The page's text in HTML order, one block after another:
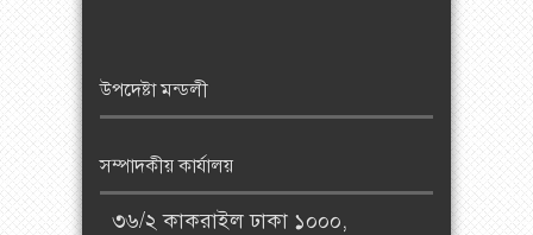
উপদেষ্টা মন্ডলী
সম্পাদকীয় কার্যালয়
৩৬/২ কাকরাইল ঢাকা ১০০০,